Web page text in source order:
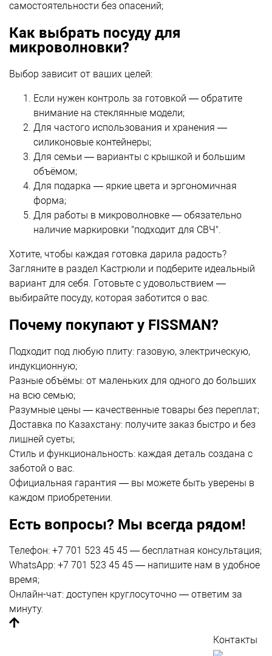
самостоятельности без опасений;
Как выбрать посуду для
микроволновки?
Выбор зависит от ваших целей:
Если нужен контроль за готовкой — обратите
внимание на стеклянные модели;
Для частого использования и хранения —
силиконовые контейнеры;
Для семьи — варианты с крышкой и большим
объёмом;
Для подарка — яркие цвета и эргономичная
форма;
Для работы в микроволновке — обязательно
наличие маркировки "подходит для СВЧ".
Хотите, чтобы каждая готовка дарила радость?
Загляните в раздел Кастрюли и подберите идеальный
вариант для себя. Готовьте с удовольствием —
выбирайте посуду, которая заботится о вас.
Почему покупают у FISSMAN?
Подходит под любую плиту: газовую, электрическую,
индукционную;
Разные объёмы: от маленьких для одного до больших
на всю семью;
Разумные цены — качественные товары без переплат;
Доставка по Казахстану: получите заказ быстро и без
лишней суеты;
Стиль и функциональность: каждая деталь создана с
заботой о вас.
Официальная гарантия — вы можете быть уверены в
каждом приобретении.
Есть вопросы? Мы всегда рядом!
Телефон: +7 701 523 45 45 — бесплатная консультация;
WhatsApp: +7 701 523 45 45 — напишите нам в удобное
время;
Онлайн-чат: доступен круглосуточно — ответим за
минуту.
Контакты